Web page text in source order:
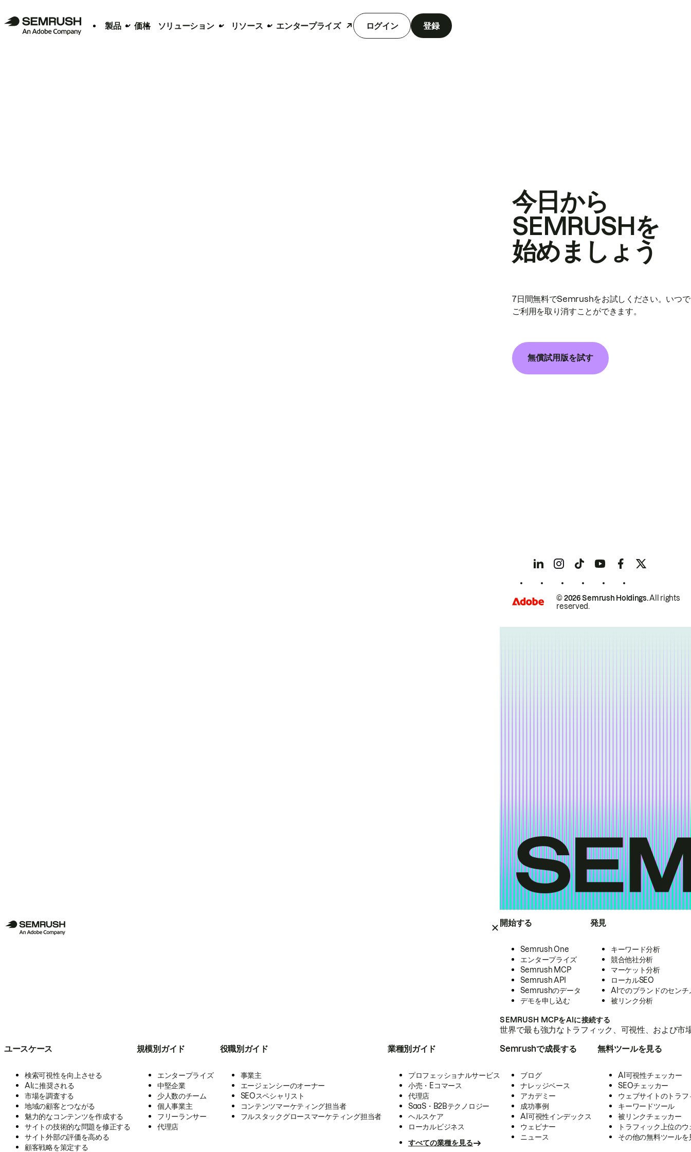
製品 価格 ソリューション リソース エンタープライズ ログイン 登録
開始する
Semrush One
エンタープライズ
Semrush MCP
Semrush API
Semrushのデータ
デモを申し込む
発見
キーワード分析
競合他社分析
マーケット分析
ローカルSEO
AIでのブランドのセンチ
被リンク分析
SEMRUSH MCPをAIに接続する
世界で最も強力なトラフィック、可視性、および
ユースケース
検索可視性を向上させる
AIに推奨される
市場を調査する
地域の顧客とつながる
魅力的なコンテンツを作成する
サイトの技術的な問題を修正する
サイト外部の評価を高める
顧客戦略を策定する
規模別ガイド
エンタープライズ
中堅企業
少人数のチーム
個人事業主
フリーランサー
代理店
役職別ガイド
事業主
エージェンシーのオーナー
SEOスペシャリスト
コンテンツマーケティング担当者
フルスタックグロースマーケティング担当者
業種別ガイド
プロフェッショナルサービス
小売・Eコマース
代理店
SaaS・B2Bテクノロジー
ヘルスケア
ローカルビジネス
すべての業種を見る
Semrushで成長する
ブログ
ナレッジベース
アカデミー
成功事例
AI可視性インデックス
ウェビナー
ニュース
無料ツールを見る
AI可視性チェッカー
SEOチェッカー
ウェブサイトのトラ
キーワードツール
被リンクチェッカー
トラフィック上位の
その他の無料ツールを
今日から
SEMRUSHを
始めましょう
7日間無料でSemrushをお試しください。いつ
ご利用を取り消すことができます。
無償試用版を試す
© 2026 Semrush Holdings.All rights
reserved.